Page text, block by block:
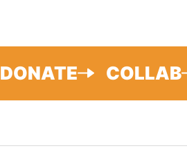
DONATE COLLAB